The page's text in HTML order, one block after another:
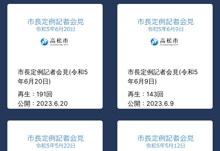
市長定例記者会見(令和5
年6月20日)
再生 : 191回
公開 : 2023.6.20
市長定例記者会見(令和5
年6月9日)
再生 : 143回
公開 : 2023.6.9